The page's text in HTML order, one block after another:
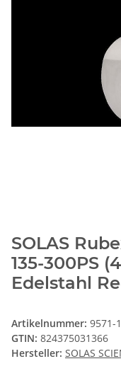
SOLAS
135-300PS
Edelstahl
Artikelnummer: 9571-
GTIN: 824375031366
Hersteller: SOLAS